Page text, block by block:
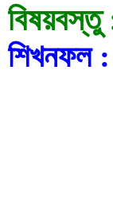
শিখনফল :